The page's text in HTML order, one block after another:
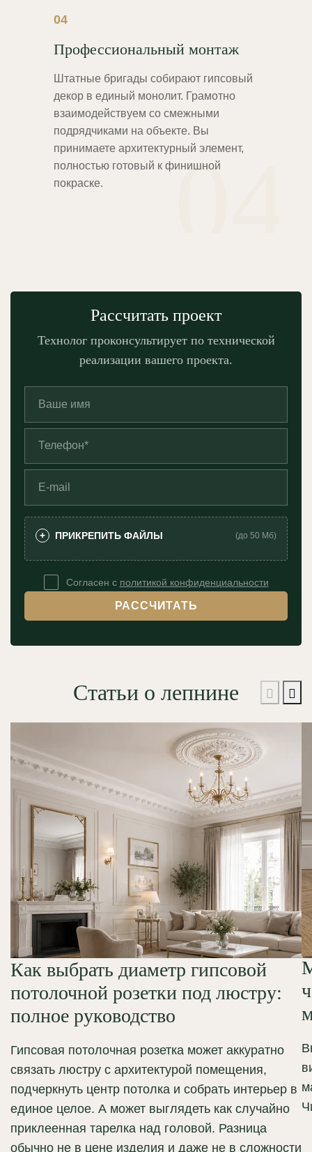
04
04
Профессиональный монтаж
Штатные бригады собирают гипсовый
декор в единый монолит. Грамотно
взаимодействуем со смежными
подрядчиками на объекте. Вы
принимаете архитектурный элемент,
полностью готовый к финишной
покраске.
Рассчитать проект
Технолог проконсультирует по технической
реализации вашего проекта.
+ ПРИКРЕПИТЬ ФАЙЛЫ (до 50 Мб)
Согласен с политикой конфиденциальности
РАССЧИТАТЬ
Статьи о лепнине
Как выбрать диаметр гипсовой
потолочной розетки под люстру:
полное руководство
Гипсовая потолочная розетка может аккуратно
связать люстру с архитектурой помещения,
подчеркнуть центр потолка и собрать интерьер в
единое целое. А может выглядеть как случайно
приклеенная тарелка над головой. Разница
обычно не в цене изделия и даже не в сложности